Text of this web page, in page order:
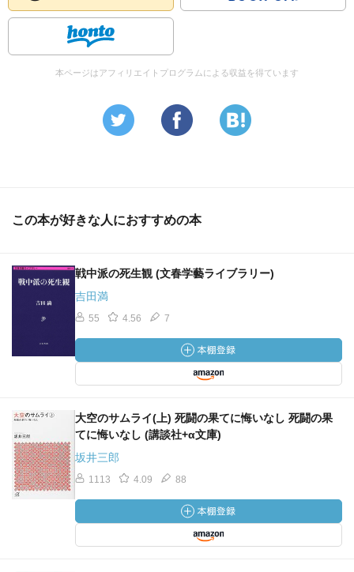
本ページはアフィリエイトプログラムによる収益を得ています
この本が好きな人におすすめの本
戦中派の死生観 (文春学藝ライブラリー)
吉田満
55 4.56 7
大空のサムライ(上) 死闘の果てに悔いなし 死闘の果
てに悔いなし (講談社+α文庫)
坂井三郎
1113 4.09 88